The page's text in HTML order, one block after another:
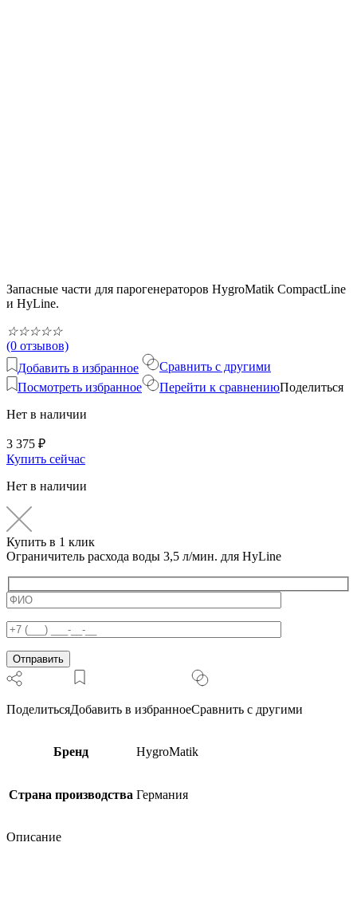
Запасные части для парогенераторов HygroMatik CompactLine
и HyLine.
☆☆☆☆☆
(0 отзывов)
Добавить в избранное
Посмотреть избранное
Сравнить с другими
Перейти к сравнениюПоделиться
Нет в наличии
3 375 ₽
Купить сейчас
Нет в наличии
Купить в 1 клик
Ограничитель расхода воды 3,5 л/мин. для HyLine
ПоделитьсяДобавить в избранноеСравнить с другими
Бренд HygroMatik
Страна производства Германия
Описание